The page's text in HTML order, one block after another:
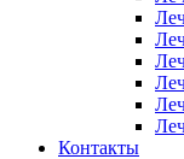
Контакты